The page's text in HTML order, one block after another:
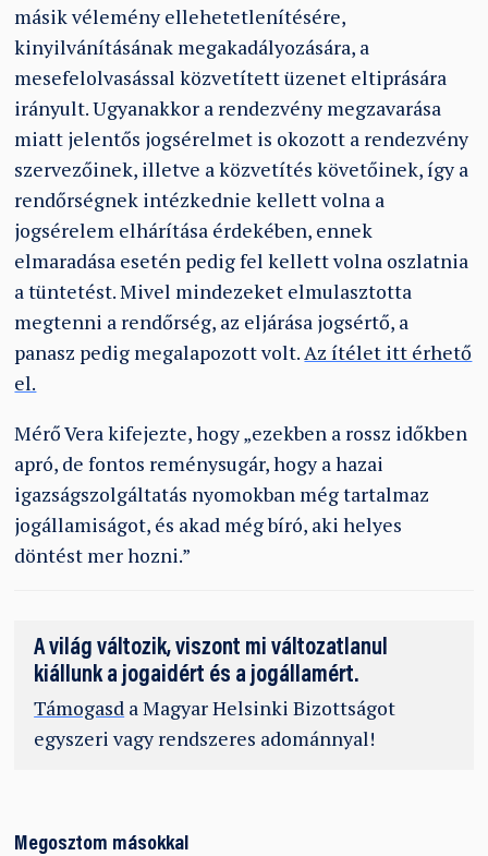
másik vélemény ellehetetlenítésére,
kinyilvánításának megakadályozására, a
mesefelolvasással közvetített üzenet eltiprására
irányult. Ugyanakkor a rendezvény megzavarása
miatt jelentős jogsérelmet is okozott a rendezvény
szervezőinek, illetve a közvetítés követőinek, így a
rendőrségnek intézkednie kellett volna a
jogsérelem elhárítása érdekében, ennek
elmaradása esetén pedig fel kellett volna oszlatnia
a tüntetést. Mivel mindezeket elmulasztotta
megtenni a rendőrség, az eljárása jogsértő, a
panasz pedig megalapozott volt.Az ítélet itt érhető
el.
Mérő Vera kifejezte, hogy „ezekben a rossz időkben
apró, de fontos reménysugár, hogy a hazai
igazságszolgáltatás nyomokban még tartalmaz
jogállamiságot, és akad még bíró, aki helyes
döntést mer hozni.”
A világ változik, viszont mi változatlanul
kiállunk a jogaidért és a jogállamért.
Támogasd a Magyar Helsinki Bizottságot
egyszeri vagy rendszeres adománnyal!
Megosztom másokkal